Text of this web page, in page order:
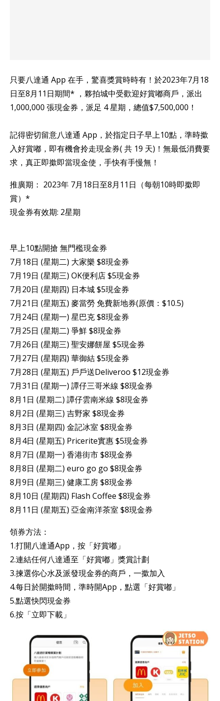
只要八達通 App 在手，驚喜獎賞時時有！於2023年7月18
日至8月11日期間* ，夥拍城中受歡迎好賞嘟商戶，派出
1,000,000 張現金券，派足 4 星期，總值$7,500,000！
記得密切留意八達通 App，於指定日子早上10點，準時撳
入好賞嘟，即有機會拎走現金券( 共 19 天)！無最低消費要
求，真正即撳即當現金使，手快有手慢無！
推廣期： 2023年 7月18日至8月11日（每朝10時即撳即
賞）*
現金券有效期: 2星期
早上10點開搶 無門檻現金券
7月18日 (星期二) 大家樂 $8現金券
7月19日 (星期三) OK便利店 $5現金券
7月20日 (星期四) 日本城 $5現金券
7月21日 (星期五) 麥當勞 免費新地券(原價：$10.5)
7月24日 (星期一) 星巴克 $8現金券
7月25日 (星期二) 爭鮮 $8現金券
7月26日 (星期三) 聖安娜餅屋 $5現金券
7月27日 (星期四) 華御結 $5現金券
7月28日 (星期五) 戶戶送Deliveroo $12現金券
7月31日 (星期一) 譚仔三哥米線 $8現金券
8月1日 (星期二) 譚仔雲南米線 $8現金券
8月2日 (星期三) 吉野家 $8現金券
8月3日 (星期四) 金記冰室 $8現金券
8月4日 (星期五) Pricerite實惠 $5現金券
8月7日 (星期一) 香港街市 $8現金券
8月8日 (星期二) euro go go $8現金券
8月9日 (星期三) 健康工房 $8現金券
8月10日 (星期四) Flash Coffee $8現金券
8月11日 (星期五) 亞金南洋茶室 $8現金券
領券方法：
1.打開八達通App，按「好賞嘟」
2.連結任何八達通至「好賞嘟」獎賞計劃
3.揀選你心水及派發現金券的商戶，一撳加入
4.每日於開撳時間，準時開App，點選「好賞嘟」
5.點選快閃現金券
6.按「立即下載」